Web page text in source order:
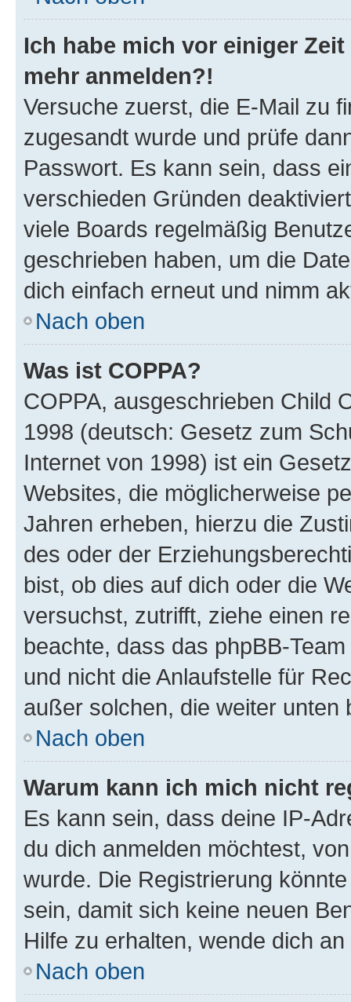
Ich habe mich vor einiger
mehr anmelden?!
Versuche zuerst, die E-Mail zu
zugesandt wurde und prüfe
Passwort. Es kann sein, dass
verschieden Gründen
viele Boards regelmäßig
geschrieben haben, um die
dich einfach erneut und nimm
Nach oben
Was ist COPPA?
COPPA, ausgeschrieben Child
1998 (deutsch: Gesetz zum
Internet von 1998) ist ein
Websites, die möglicherweise
Jahren erheben, hierzu die
des oder der
bist, ob dies auf dich oder die
versuchst, zutrifft, ziehe einen
beachte, dass das phpBB-
und nicht die Anlaufstelle für
außer solchen, die weiter unten
Nach oben
Warum kann ich mich nicht
Es kann sein, dass deine IP-
du dich anmelden möchtest,
wurde. Die Registrierung
sein, damit sich keine neuen
Hilfe zu erhalten, wende dich
Nach oben